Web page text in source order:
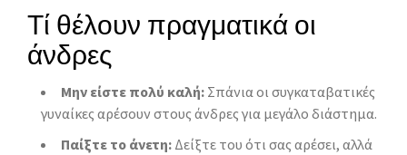
Τί θέλουν πραγματικά οι
άνδρες
Μην είστε πολύ καλή: Σπάνια οι συγκαταβατικές
γυναίκες αρέσουν στους άνδρες για μεγάλο διάστημα.
Παίξτε το άνετη: Δείξτε του ότι σας αρέσει, αλλά